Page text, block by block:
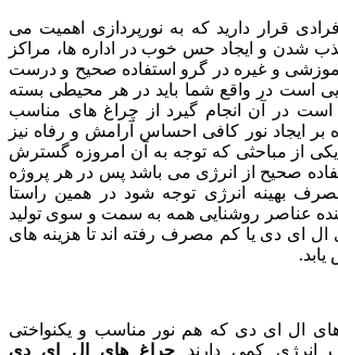
قرار دارید که به نورپردازی اهمیت می
جذب شدن و ایجاد حس خوب در اداره ها، مراکز
و غیره در گرو استفاده صحیح و درست
است در واقع شما باید در هر محیطی بسته
است در آن انجام گیرد از چراغ های مناسب
بر ایجاد نور کافی احساس آرامش و رفاه نیز
یکی از مباحثی که توجه به آن امروزه گسترش
صحیح از انرژی می باشد پس در هر پروژه
مصرف بهینه انرژی توجه شود در همین راستا
عناصر روشنایی همه به سمت و سوی تولید
ال ای دی یا کم مصرف رفته اند تا هزینه های
های ال ای دی که هم نور مناسب و یکنواختی
انرژی کمی دارند چراغ های ال ای دی